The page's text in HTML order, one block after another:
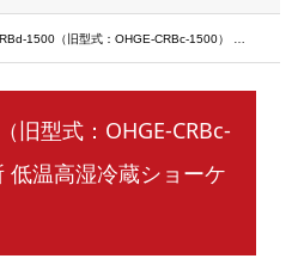
（旧型式：OHGE-CRBc-1500） 大穂製作所 低温高湿冷蔵ショーケース
旧型式：OHGE-CRBc-
低温高湿冷蔵ショーケ